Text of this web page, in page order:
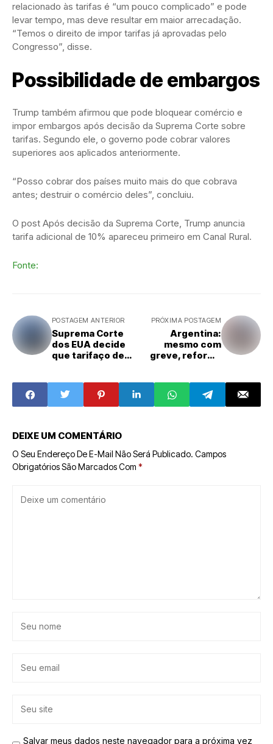
relacionado às tarifas é “um pouco complicado” e pode
levar tempo, mas deve resultar em maior arrecadação.
“Temos o direito de impor tarifas já aprovadas pelo
Congresso”, disse.
Possibilidade de embargos
Trump também afirmou que pode bloquear comércio e
impor embargos após decisão da Suprema Corte sobre
tarifas. Segundo ele, o governo pode cobrar valores
superiores aos aplicados anteriormente.
“Posso cobrar dos países muito mais do que cobrava
antes; destruir o comércio deles”, concluiu.
O post Após decisão da Suprema Corte, Trump anuncia
tarifa adicional de 10% apareceu primeiro em Canal Rural.
Fonte:
POSTAGEM ANTERIOR
Suprema Corte
dos EUA decide
que tarifaço de
PRÓXIMA POSTAGEM
Argentina:
mesmo com
greve, reforma
Câmara
DEIXE UM COMENTÁRIO
O Seu Endereço De E-Mail Não Será Publicado. Campos
Obrigatórios São Marcados Com *
Salvar meus dados neste navegador para a próxima vez